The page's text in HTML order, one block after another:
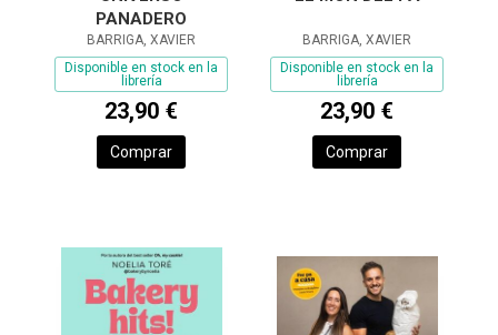
PANADERO
BARRIGA, XAVIER
Disponible en stock en la
librería
23,90 €
Comprar
BARRIGA, XAVIER
Disponible en stock en la
librería
23,90 €
Comprar